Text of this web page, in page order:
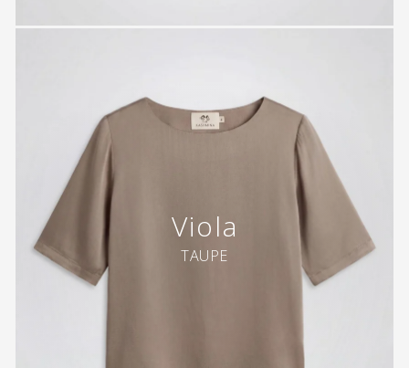
Viola
TAUPE